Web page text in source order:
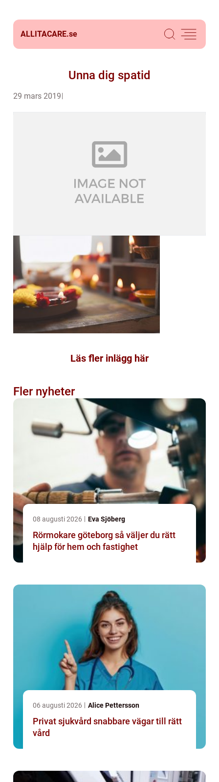
ALLITACARE.se
Unna dig spatid
29 mars 2019
Läs fler inlägg här
Fler nyheter
08 augusti 2026 Eva Sjöberg
Rörmokare göteborg så väljer du rätt
hjälp för hem och fastighet
06 augusti 2026 Alice Pettersson
Privat sjukvård snabbare vägar till rätt
vård